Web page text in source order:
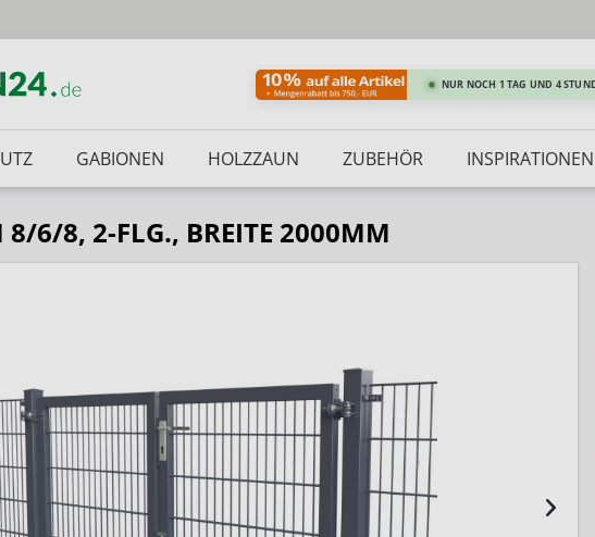
NUR NOCH 1 TAG UND 4
GABIONEN HOLZZAUN ZUBEHÖR INSPIRATIONEN
6/8, 2-FLG., BREITE 2000MM